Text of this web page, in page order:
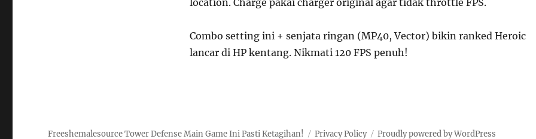
Combo setting ini + senjata ringan (MP40, Vector) bikin ranked Heroic
lancar di HP kentang. Nikmati 120 FPS penuh!
Freeshemalesource Tower Defense Main Game Ini Pasti Ketagihan! Privacy Policy Proudly powered by WordPress